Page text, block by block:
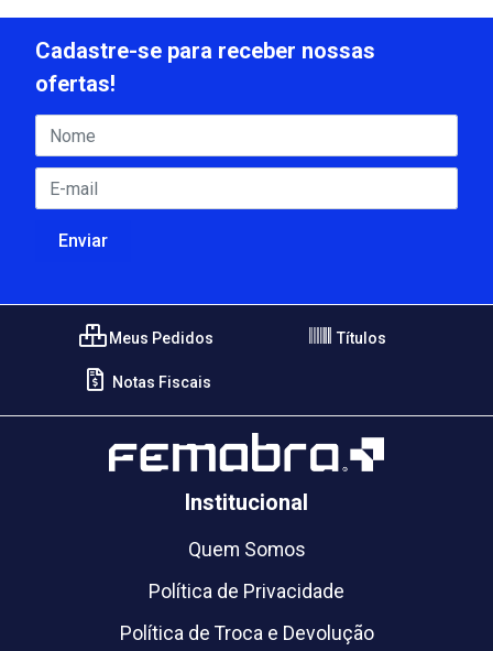
Cadastre-se para receber nossas
ofertas!
Meus Pedidos Títulos
Notas Fiscais
Institucional
Quem Somos
Política de Privacidade
Política de Troca e Devolução